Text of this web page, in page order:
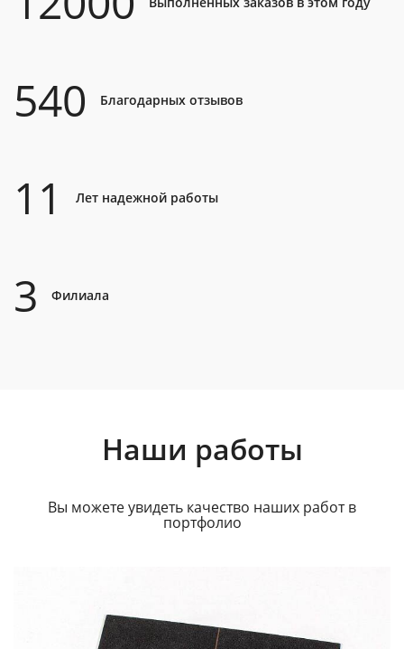
540 Благодарных отзывов
11 Лет надежной работы
3 Филиала
Наши работы
Вы можете увидеть качество наших работ в
портфолио